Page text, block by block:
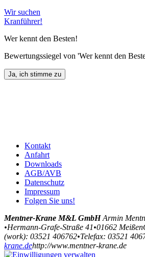
Wir suchen
Kranführer!
Wer kennt den Besten!
Bewertungssiegel von 'Wer kennt den
Kontakt
Anfahrt
Downloads
AGB/AVB
Datenschutz
Impressum
Folgen Sie uns!
Mentner-Krane M&L GmbH Armin
•Hermann-Grafe-Straße 41•01662 Meißen
(work): 03521 406762•Telefax: 03521
krane.dehttp://www.mentner-krane.de